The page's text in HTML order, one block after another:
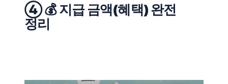
④ 💰 지급 금액(혜택) 완전
정리